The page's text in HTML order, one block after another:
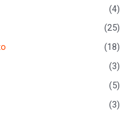
(4)
(25)
(18)
(3)
(5)
(3)